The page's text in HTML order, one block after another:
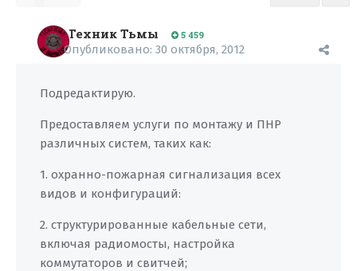
Техник Тьмы 5 459
Опубликовано: 30 октября, 2012
Подредактирую.
Предоставляем услуги по монтажу и ПНР
различных систем, таких как:
1. охранно-пожарная сигнализация всех
видов и конфигураций:
2. структурированные кабельные сети,
включая радиомосты, настройка
коммутаторов и свитчей;